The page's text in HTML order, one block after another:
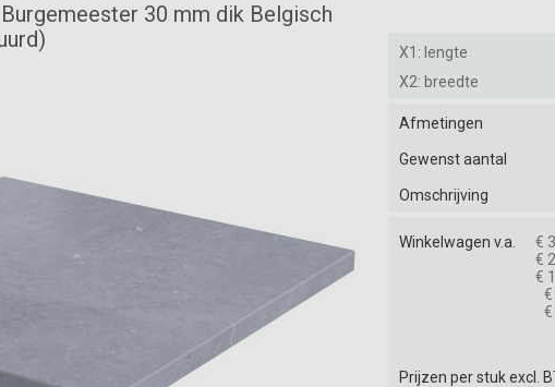
X1: lengte
X2: breedte
Afmetingen
Gewenst aantal
Omschrijving
Winkelwagen v.a. €
€
€
€
€
Prijzen per stuk excl.
30 mm dik Belgisch